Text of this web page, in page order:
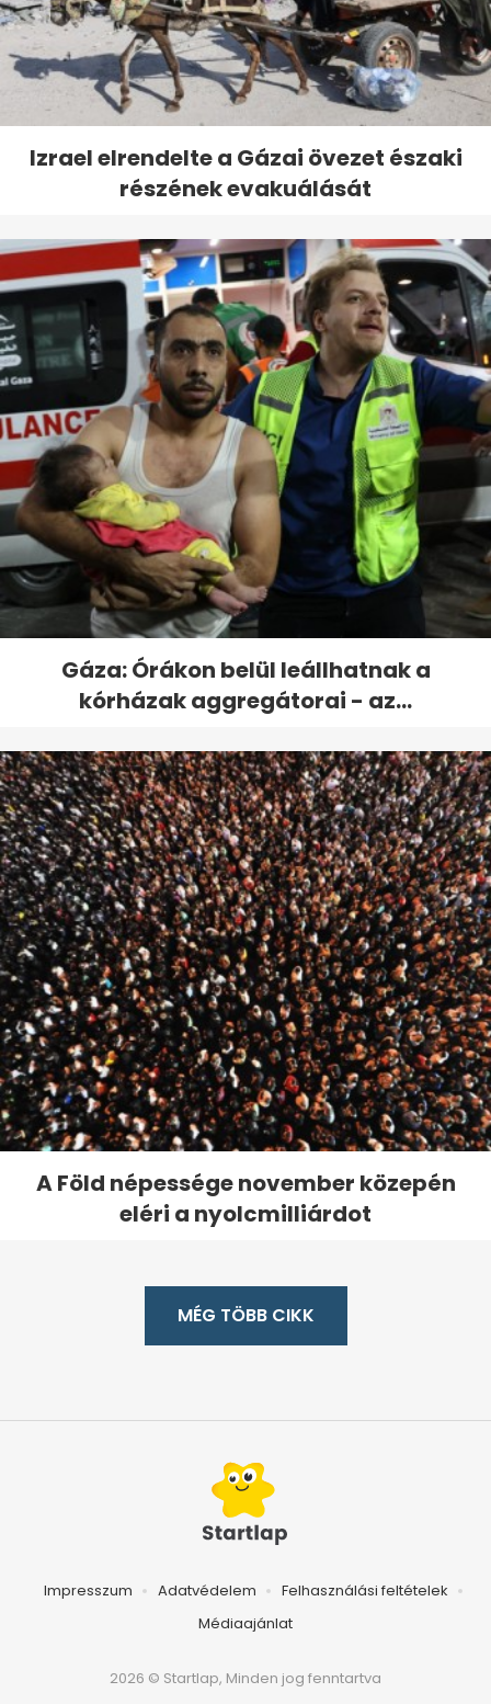
Izrael elrendelte a Gázai övezet északi
részének evakuálását
Gáza: Órákon belül leállhatnak a
kórházak aggregátorai - az...
A Föld népessége november közepén
eléri a nyolcmilliárdot
MÉG TÖBB CIKK
Impresszum Adatvédelem
Felhasználási feltételek
Médiaajánlat
2026 © Startlap, Minden jog fenntartva